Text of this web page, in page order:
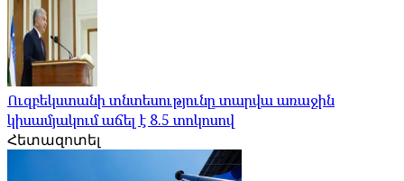
Ուզբեկստանի տնտեսությունը տարվա առաջին
կիսամյակում աճել է 8.5 տոկոսով
Հետազոտել